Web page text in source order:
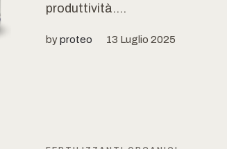
produttività....
byproteo 13 Luglio 2025